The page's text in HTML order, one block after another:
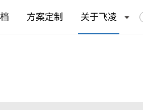
方案定制 关于飞凌